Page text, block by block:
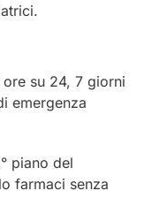
su 24, 7 giorni
emergenza
piano del
farmaci senza